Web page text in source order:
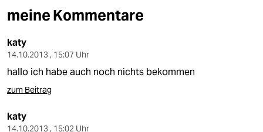
kultur
sport
berlin
nord
wahrheit
meine Kommentare
katy
14.10.2013 , 15:07 Uhr
hallo ich habe auch noch nichts bekommen
zum Beitrag
katy
14.10.2013 , 15:02 Uhr